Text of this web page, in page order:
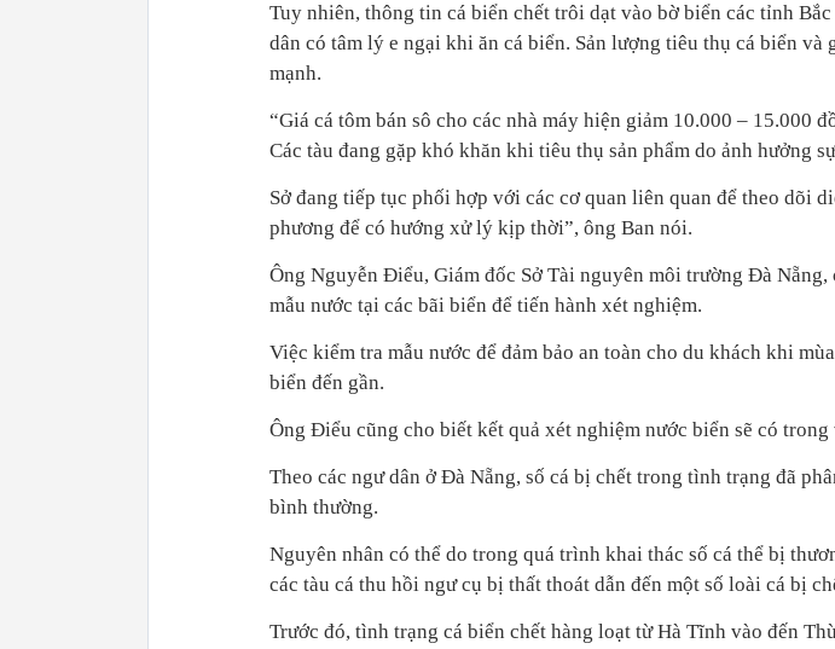
Tuy nhiên, thông tin cá biển chết trôi dạt vào bờ biển các tỉnh
dân có tâm lý e ngại khi ăn cá biển. Sản lượng tiêu thụ cá biển và
mạnh.
“Giá cá tôm bán sô cho các nhà máy hiện giảm 10.000 – 15.000
Các tàu đang gặp khó khăn khi tiêu thụ sản phẩm do ảnh hưởng
Sở đang tiếp tục phối hợp với các cơ quan liên quan để theo dõi
phương để có hướng xử lý kịp thời”, ông Ban nói.
Ông Nguyễn Điểu, Giám đốc Sở Tài nguyên môi trường Đà
mẫu nước tại các bãi biển để tiến hành xét nghiệm.
Việc kiểm tra mẫu nước để đảm bảo an toàn cho du khách khi
biển đến gần.
Ông Điểu cũng cho biết kết quả xét nghiệm nước biển sẽ có
Theo các ngư dân ở Đà Nẵng, số cá bị chết trong tình trạng đã
bình thường.
Nguyên nhân có thể do trong quá trình khai thác số cá thể bị
các tàu cá thu hồi ngư cụ bị thất thoát dẫn đến một số loài cá bị
Trước đó, tình trạng cá biển chết hàng loạt từ Hà Tĩnh vào đến